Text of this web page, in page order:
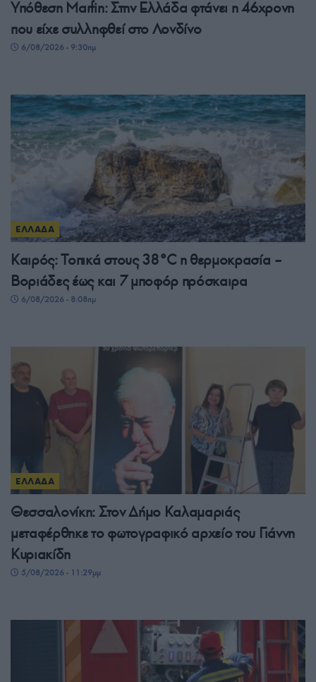
Υπόθεση Μarfin: Στην Ελλάδα φτάνει η 46χρονη
που είχε συλληφθεί στο Λονδίνο
6/08/2026 - 9:30πμ
ΕΛΛΑΔΑ
Καιρός: Τοπικά στους 38°C η θερμοκρασία –
Βοριάδες έως και 7 μποφόρ πρόσκαιρα
6/08/2026 - 8:08πμ
ΕΛΛΑΔΑ
Θεσσαλονίκη: Στον Δήμο Καλαμαριάς
μεταφέρθηκε το φωτογραφικό αρχείο του Γιάννη
Κυριακίδη
5/08/2026 - 11:29μμ